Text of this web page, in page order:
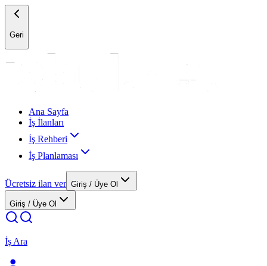
Geri
Ana Sayfa
İş İlanları
İş Rehberi
İş Planlaması
Ücretsiz ilan ver Giriş / Üye Ol
Giriş / Üye Ol
İş Ara